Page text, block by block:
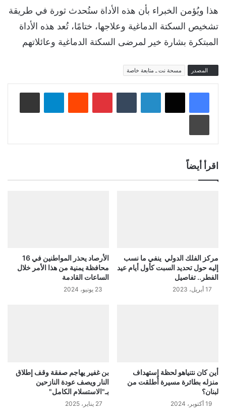
هذا ويُؤمن الخبراء بأن هذه الأداة ستُحدث ثورة في طريقة
تشخيص السكتة الدماغية وعلاجها، ختامًا، تُعد هذه الأداة
المبتكرة بشارة خير لمرضى السكتة الدماغية وعائلاتهم
المصدر مسحة نت ـ متابعة خاصة
لينكدإن بينتيريست
اقرأ أيضاً
مركز الفلك الدولي ينفي ما نسب
إليه حول تحديد السبت كأول أيام عيد
الفطر.. تفاصيل
17 أبريل، 2023
الأرصاد يحذر المواطنين في 16
محافظة يمنية من هذا الأمر خلال
الساعات القادمة
23 يونيو، 2024
أين كان نتنياهو لحظة استهداف
منزله بطائرة مسيرة أُطلقت من
لبنان؟
19 أكتوبر، 2024
بن غفير يهاجم صفقة وقف إطلاق
النار ويصف عودة النازحين
بـ"الاستسلام الكامل"
27 يناير، 2025